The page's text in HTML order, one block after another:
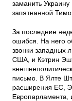
заманить
запятнанной
За последние
ошибся. На него
звонки западных
США, и Кэтрин
письмо. В Ялте
расширения ЕС,
Европарламента,